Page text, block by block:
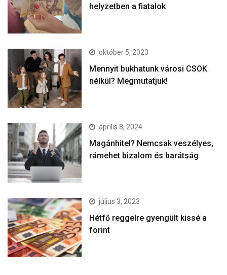
helyzetben a fiatalok
október 5, 2023
Mennyit bukhatunk városi CSOK
nélkül? Megmutatjuk!
április 8, 2024
Magánhitel? Nemcsak veszélyes,
rámehet bizalom és barátság
július 3, 2023
Hétfő reggelre gyengült kissé a
forint